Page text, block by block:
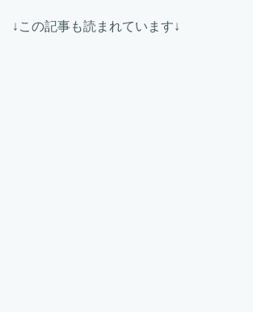
↓この記事も読まれています↓